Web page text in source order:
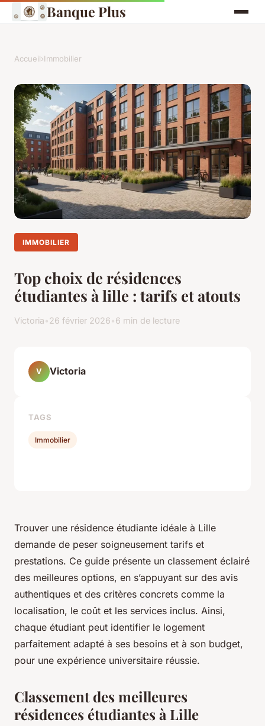
Banque Plus
Accueil›Immobilier
IMMOBILIER
Top choix de résidences
étudiantes à lille : tarifs et atouts
Victoria•26 février 2026•6 min de lecture
Trouver une résidence étudiante idéale à Lille
demande de peser soigneusement tarifs et
prestations. Ce guide présente un classement éclairé
des meilleures options, en s’appuyant sur des avis
authentiques et des critères concrets comme la
localisation, le coût et les services inclus. Ainsi,
chaque étudiant peut identifier le logement
parfaitement adapté à ses besoins et à son budget,
pour une expérience universitaire réussie.
Classement des meilleures
résidences étudiantes à Lille
V Victoria
TAGS
Immobilier